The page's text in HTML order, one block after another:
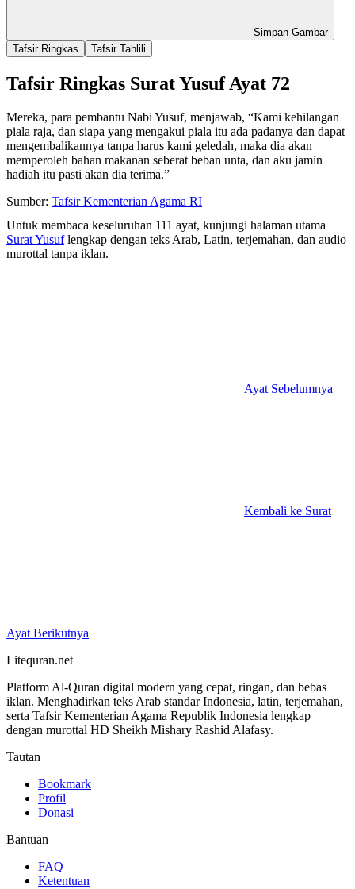
Simpan Gambar
Tafsir Ringkas
Tafsir Tahlili
Tafsir Ringkas Surat Yusuf Ayat 72
Mereka, para pembantu Nabi Yusuf, menjawab, “Kami kehilangan
piala raja, dan siapa yang mengakui piala itu ada padanya dan dapat
mengembalikannya tanpa harus kami geledah, maka dia akan
memperoleh bahan makanan seberat beban unta, dan aku jamin
hadiah itu pasti akan dia terima.”
Sumber: Tafsir Kementerian Agama RI
Untuk membaca keseluruhan 111 ayat, kunjungi halaman utama
Surat Yusuflengkap dengan teks Arab, Latin, terjemahan, dan audio
murottal tanpa iklan.
Ayat Sebelumnya
Kembali ke Surat
Ayat Berikutnya
Litequran.net
Platform Al-Quran digital modern yang cepat, ringan, dan bebas
iklan. Menghadirkan teks Arab standar Indonesia, latin, terjemahan,
serta Tafsir Kementerian Agama Republik Indonesia lengkap
dengan murottal HD Sheikh Mishary Rashid Alafasy.
Tautan
Bookmark
Profil
Donasi
Bantuan
FAQ
Ketentuan